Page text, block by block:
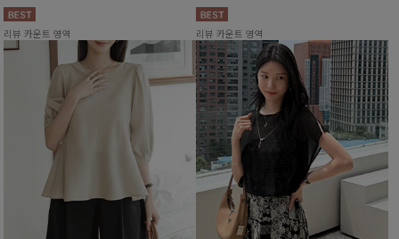
리뷰 카운트 영역 리뷰 카운트 영역